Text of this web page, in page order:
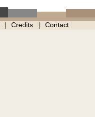
Credits Contact